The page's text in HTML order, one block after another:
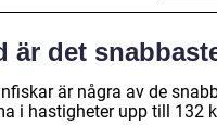
är det
är några av de
i hastigheter upp till 132